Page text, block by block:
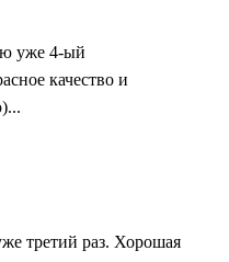
уже 4-ый
качество и
третий раз. Хорошая